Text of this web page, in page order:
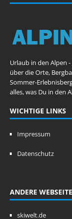
Urlaub in den Alpen
über die Orte,
Sommer-
alles, was Du in den
WICHTIGE LINKS
Impressum
Datenschutz
ANDERE
skiwelt.de